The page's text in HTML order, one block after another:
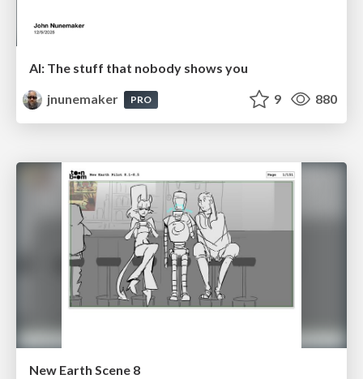
AI: The stuff that nobody shows you
jnunemaker
PRO 9 880
New Earth Scene 8